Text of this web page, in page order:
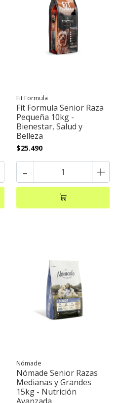
Fit Formula
Fit Formula Senior Raza
Pequeña 10kg -
Bienestar, Salud y
Belleza
$25.490
- +
Nómade
Nómade Senior Razas
Medianas y Grandes
15kg - Nutrición